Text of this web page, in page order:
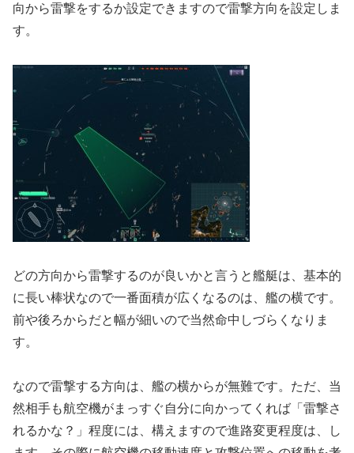
向から雷撃をするか設定できますので雷撃方向を設定しま
す。
どの方向から雷撃するのが良いかと言うと艦艇は、基本的
に長い棒状なので一番面積が広くなるのは、艦の横です。
前や後ろからだと幅が細いので当然命中しづらくなりま
す。
なので雷撃する方向は、艦の横からが無難です。ただ、当
然相手も航空機がまっすぐ自分に向かってくれば「雷撃さ
れるかな？」程度には、構えますので進路変更程度は、し